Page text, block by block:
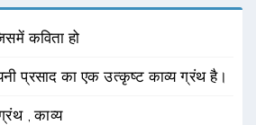
कविता हो
प्रसाद का एक उत्कृष्ट काव्य ग्रंथ है।
,काव्य